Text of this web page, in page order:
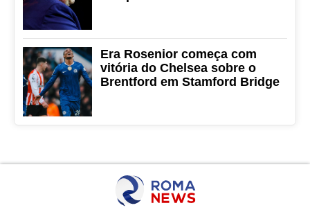
Era Rosenior começa com
vitória do Chelsea sobre o
Brentford em Stamford Bridge